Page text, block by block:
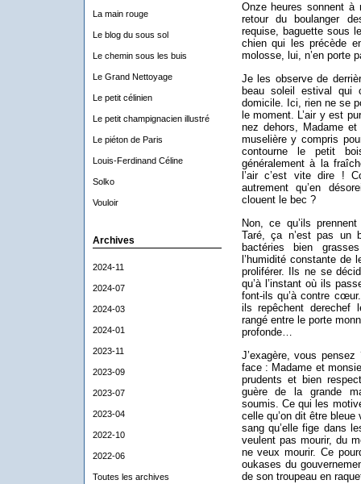
La main rouge
Le blog du sous sol
Le chemin sous les buis
Le Grand Nettoyage
Le petit célinien
Le petit champignacien illustré
Le piéton de Paris
Louis-Ferdinand Céline
Solko
Vouloir
Archives
2024-11
2024-07
2024-03
2024-01
2023-11
2023-09
2023-07
2023-04
2022-10
2022-06
Toutes les archives
Onze heures sonnent à
retour du boulanger
requise, baguette sous
chien qui les précède
molosse, lui, n’en porte
Je les observe de
beau soleil estival qui
domicile. Ici, rien ne se
le moment. L’air y est
nez dehors, Madame
muselière y compris
contourne le petit
généralement à la
l’air c’est vite dire !
autrement qu’en
clouent le bec ?
Non, ce qu’ils
Taré, ça n’est pas un
bactéries bien
l’humidité constante
proliférer. Ils ne se
qu’à l’instant où ils
font-ils qu’à contre
ils repêchent derechef
rangé entre le porte
profonde…
J’exagère, vous
face : Madame et
prudents et bien
guère de la grande
soumis. Ce qui les
celle qu’on dit être
sang qu’elle fige dans
veulent pas mourir, du
ne veux mourir. Ce
oukases du
de son troupeau en